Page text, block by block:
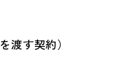
渡す契約）